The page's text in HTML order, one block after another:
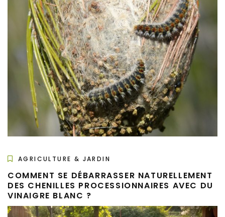
AGRICULTURE & JARDIN
COMMENT SE DÉBARRASSER NATURELLEMENT
DES CHENILLES PROCESSIONNAIRES AVEC DU
VINAIGRE BLANC ?